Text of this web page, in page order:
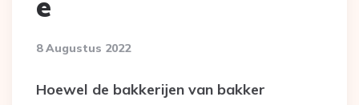
e
8 Augustus 2022
Hoewel de bakkerijen van bakker